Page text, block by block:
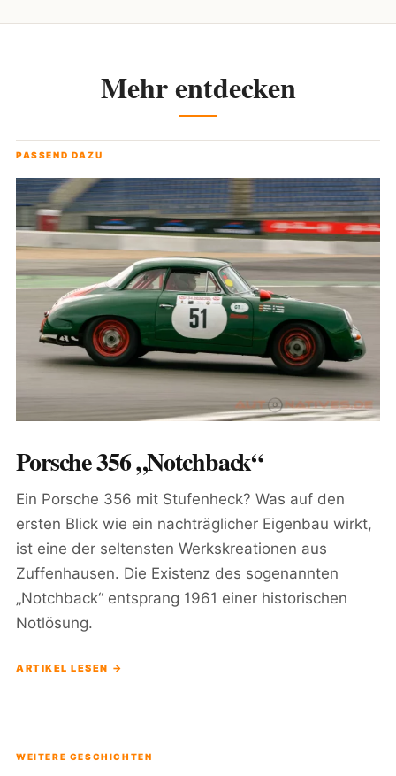
Mehr entdecken
PASSEND DAZU
Porsche 356 „Notchback“
Ein Porsche 356 mit Stufenheck? Was auf den
ersten Blick wie ein nachträglicher Eigenbau wirkt,
ist eine der seltensten Werkskreationen aus
Zuffenhausen. Die Existenz des sogenannten
„Notchback“ entsprang 1961 einer historischen
Notlösung.
ARTIKEL LESEN →
WEITERE GESCHICHTEN